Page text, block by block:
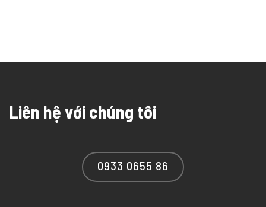
Liên hệ với chúng tôi
0933 0655 86